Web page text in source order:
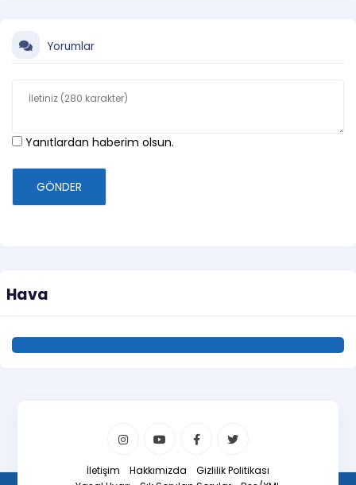
Yorumlar
Yanıtlardan haberim olsun.
GÖNDER
Hava
İletişim Hakkımızda
Gizlilik Politikası